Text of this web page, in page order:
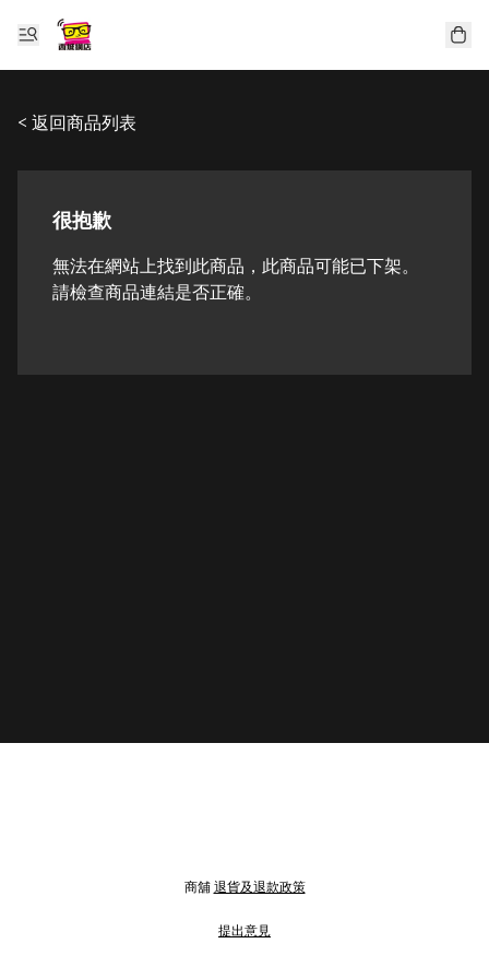
< 返回商品列表
很抱歉
無法在網站上找到此商品，此商品可能已下架。
請檢查商品連結是否正確。
商舖退貨及退款政策
提出意見